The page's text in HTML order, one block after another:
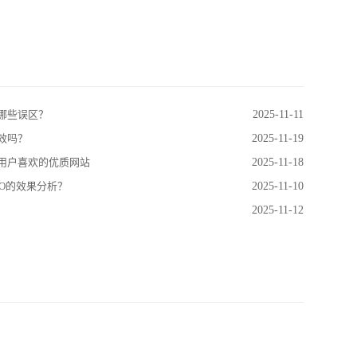
误区？
2025-11-11
？
2025-11-19
户喜欢的优质网站
2025-11-18
效果分析？
2025-11-10
2025-11-12